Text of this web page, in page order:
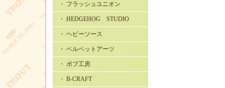
・ フラッシュユニオン
・ HEDGEHOG STUDIO
・ ヘビーソース
・ ベルベットアーツ
・ ボブ工房
・ B-CRAFT